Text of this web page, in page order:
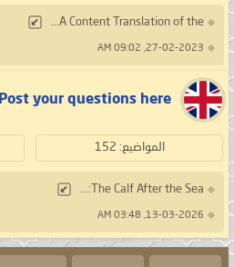
A Content Translation of the...
27-02-2023, 09:02 AM
Post your questions here
المواضيع: 152
The Calf After the Sea:...
13-03-2026, 03:48 AM